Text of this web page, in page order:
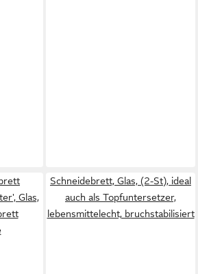
Glas,
Schneidebrett, Glas, (2-St), ideal
auch als Topfuntersetzer,
lebensmittelecht, bruchstabilisiert